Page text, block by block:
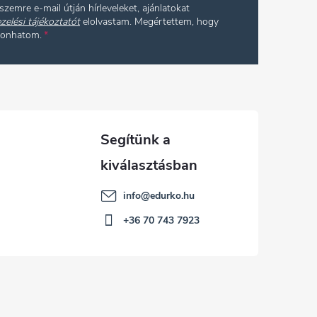
e-mail útján hírleveleket, ajánlatokat
tájékoztatót elolvastam. Megértettem, hogy
info@edurko.hu
+36 70 743 7923